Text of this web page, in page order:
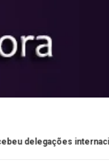
internacionais do